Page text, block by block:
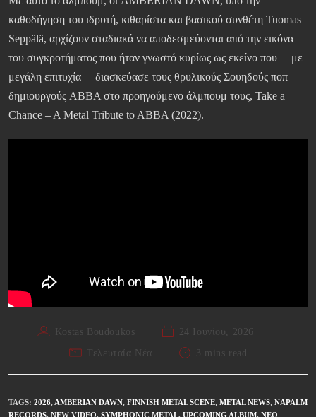
καθοδήγηση του ιδρυτή, κιθαρίστα και βασικού συνθέτη Tuomas
Seppälä, αρχίζουν σταδιακά να αποδεσμεύονται από την εικόνα
του συγκροτήματος που ήταν γνωστό κυρίως ως εκείνο που —με
μεγάλη επιτυχία— διασκεύασε τους θρυλικούς Σουηδούς ποπ
δημιουργούς ABBA στο προηγούμενο άλμπουμ τους, Take a
Chance – A Metal Tribute to ABBA (2022).
Kostas Boudoukos
24 Ιουνίου, 2026
Τελευταία Νέα
3 mins read
TAGS: 2026, AMBERIAN DAWN, FINNISH METAL SCENE, METAL NEWS, NAPALM
RECORDS, NEW VIDEO, SYMPHONIC METAL, UPCOMING ALBUM, ΝΈΟ